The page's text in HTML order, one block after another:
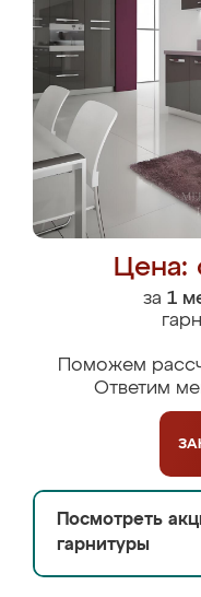
Цена:
за 1
Поможем
Ответим
Посмотреть
гарнитуры